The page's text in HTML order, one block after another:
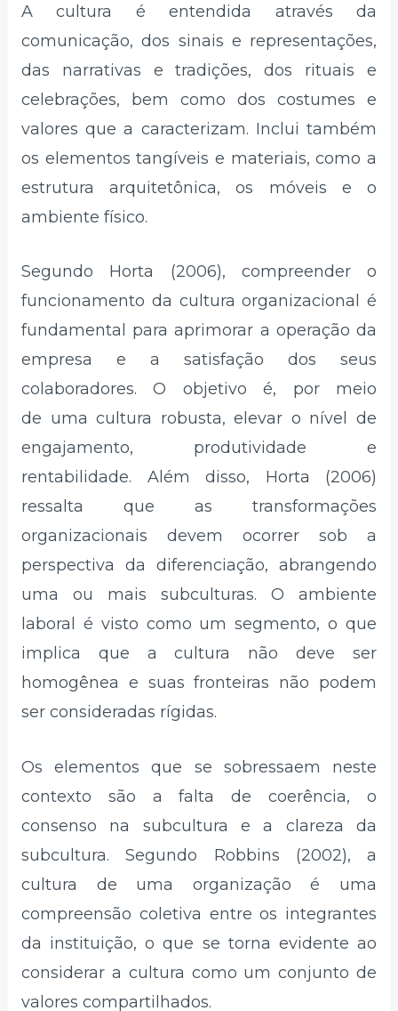
A cultura é entendida através da
comunicação, dos sinais e representações,
das narrativas e tradições, dos rituais e
celebrações, bem como dos costumes e
valores que a caracterizam. Inclui também
os elementos tangíveis e materiais, como a
estrutura arquitetônica, os móveis e o
ambiente físico.
Segundo Horta (2006), compreender o
funcionamento da cultura organizacional é
fundamental para aprimorar a operação da
empresa e a satisfação dos seus
colaboradores. O objetivo é, por meio
de uma cultura robusta, elevar o nível de
engajamento, produtividade e
rentabilidade. Além disso, Horta (2006)
ressalta que as transformações
organizacionais devem ocorrer sob a
perspectiva da diferenciação, abrangendo
uma ou mais subculturas. O ambiente
laboral é visto como um segmento, o que
implica que a cultura não deve ser
homogênea e suas fronteiras não podem
ser consideradas rígidas.
Os elementos que se sobressaem neste
contexto são a falta de coerência, o
consenso na subcultura e a clareza da
subcultura. Segundo Robbins (2002), a
cultura de uma organização é uma
compreensão coletiva entre os integrantes
da instituição, o que se torna evidente ao
considerar a cultura como um conjunto de
valores compartilhados.